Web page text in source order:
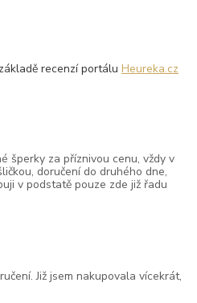
recenzí portáluHeureka.cz
šperky za příznivou cenu, vždy v
doručení do druhého dne,
v podstatě pouze zde již řadu
Již jsem nakupovala vícekrát,